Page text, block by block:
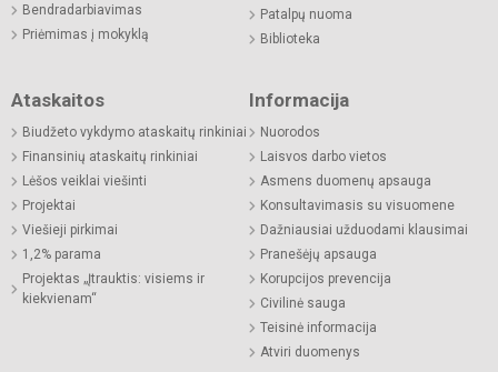
Bendradarbiavimas
Priėmimas į mokyklą
Patalpų nuoma
Biblioteka
Ataskaitos
Biudžeto vykdymo ataskaitų rinkiniai
Finansinių ataskaitų rinkiniai
Lėšos veiklai viešinti
Projektai
Viešieji pirkimai
1,2% parama
Projektas „Įtrauktis: visiems ir
kiekvienam“
Informacija
Nuorodos
Laisvos darbo vietos
Asmens duomenų apsauga
Konsultavimasis su visuomene
Dažniausiai užduodami klausimai
Pranešėjų apsauga
Korupcijos prevencija
Civilinė sauga
Teisinė informacija
Atviri duomenys